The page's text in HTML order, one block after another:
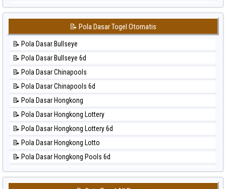
⚽ Bola Hitam Sydney Lottery 6d
⚽ Bola Hitam Sydney Lotto
⚽ Bola Hitam Sydney Pools 6d
⚽ Bola Hitam Taipei
⚽ Bola Hitam Taiwan
📊 Statistik Japan
📊 Statistik Japan 6d
📊 Statistik Korea
📊 Statistik Kuda Lari
📊 Statistik Magnum Cambodia
📊 Statistik Nagoya
📊 Statistik New York Midday
📊 Statistik North Carolina Day
📊 Statistik Pcso
📊 Statistik Pennsylvania Day
📊 Statistik Sao Paulo
📊 Statistik Singapore
📊 Statistik Sydney
📝 Pola Dasar Togel Otomatis
📝 Pola Dasar Bullseye
📝 Pola Dasar Bullseye 6d
📝 Pola Dasar Chinapools
📝 Pola Dasar Chinapools 6d
📝 Pola Dasar Hongkong
📝 Pola Dasar Hongkong Lottery
📝 Pola Dasar Hongkong Lottery 6d
📝 Pola Dasar Hongkong Lotto
📝 Pola Dasar Hongkong Pools 6d
📝 Pola Dasar Japan
📝 Pola Dasar Japan 6d